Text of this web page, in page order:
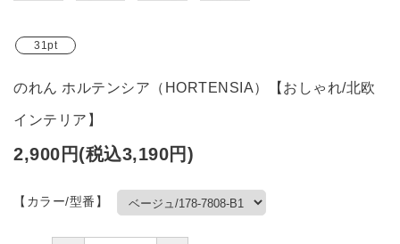
31pt
のれん ホルテンシア（HORTENSIA）【おしゃれ/北欧
インテリア】
2,900円(税込3,190円)
【カラー/型番】